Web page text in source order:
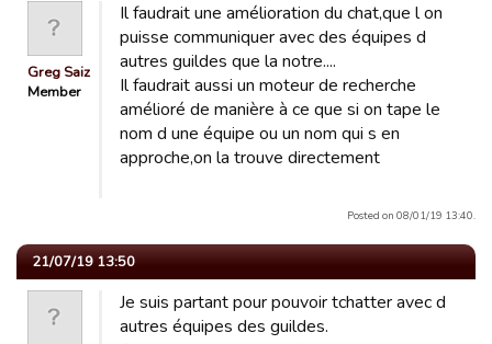
Greg Saiz
Member
Il faudrait une amélioration du chat,que l on
puisse communiquer avec des équipes d
autres guildes que la notre....
Il faudrait aussi un moteur de recherche
amélioré de manière à ce que si on tape le
nom d une équipe ou un nom qui s en
approche,on la trouve directement
Posted on 08/01/19 13:40.
21/07/19 13:50
Je suis partant pour pouvoir tchatter avec d
autres équipes des guildes.